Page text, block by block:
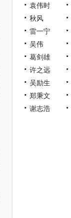
袁伟时
秋风
雷一宁
吴伟
葛剑雄
许之远
吴励生
郑秉文
谢志浩